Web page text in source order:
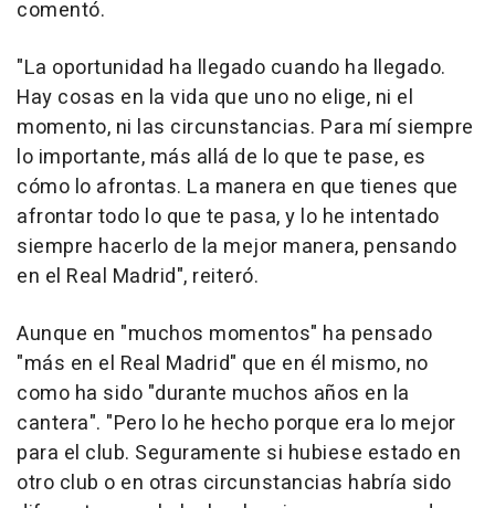
comentó.
"La oportunidad ha llegado cuando ha llegado.
Hay cosas en la vida que uno no elige, ni el
momento, ni las circunstancias. Para mí siempre
lo importante, más allá de lo que te pase, es
cómo lo afrontas. La manera en que tienes que
afrontar todo lo que te pasa, y lo he intentado
siempre hacerlo de la mejor manera, pensando
en el Real Madrid", reiteró.
Aunque en "muchos momentos" ha pensado
"más en el Real Madrid" que en él mismo, no
como ha sido "durante muchos años en la
cantera". "Pero lo he hecho porque era lo mejor
para el club. Seguramente si hubiese estado en
otro club o en otras circunstancias habría sido